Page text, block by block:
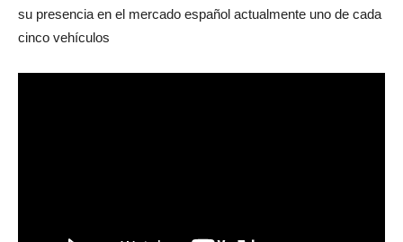
su presencia en el mercado español actualmente uno de cada
cinco vehículos